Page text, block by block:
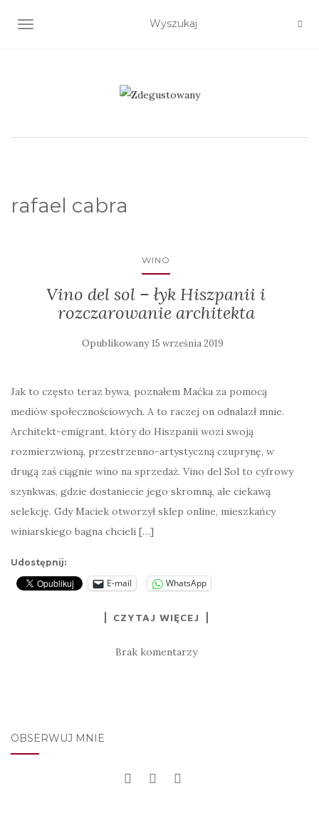
TOGGLE NAVIGATION
rafael cabra
WINO
Vino del sol – łyk Hiszpanii i
rozczarowanie architekta
Opublikowany15 września 2019
Jak to często teraz bywa, poznałem Maćka za pomocą
mediów społecznościowych. A to raczej on odnalazł mnie.
Architekt-emigrant, który do Hiszpanii wozi swoją
rozmierzwioną, przestrzenno-artystyczną czuprynę, w
drugą zaś ciągnie wino na sprzedaż. Vino del Sol to cyfrowy
szynkwas, gdzie dostaniecie jego skromną, ale ciekawą
selekcję. Gdy Maciek otworzył sklep online, mieszkańcy
winiarskiego bagna chcieli […]
Udostępnij:
E-mail WhatsApp
CZYTAJ WIĘCEJ
Brak komentarzy
OBSERWUJ MNIE